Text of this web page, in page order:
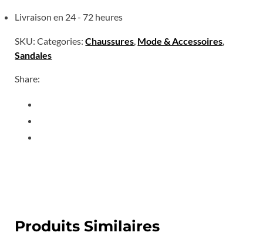
Livraison en 24 - 72 heures
SKU:Categories:Chaussures Mode & Accessoires
Sandales
Share:
Produits Similaires